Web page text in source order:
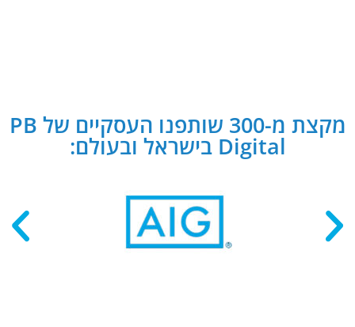
מקצת מ-300 שותפנו העסקיים של PB
Digital בישראל ובעולם: